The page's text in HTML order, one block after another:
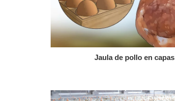
Jaula de pollo en capas